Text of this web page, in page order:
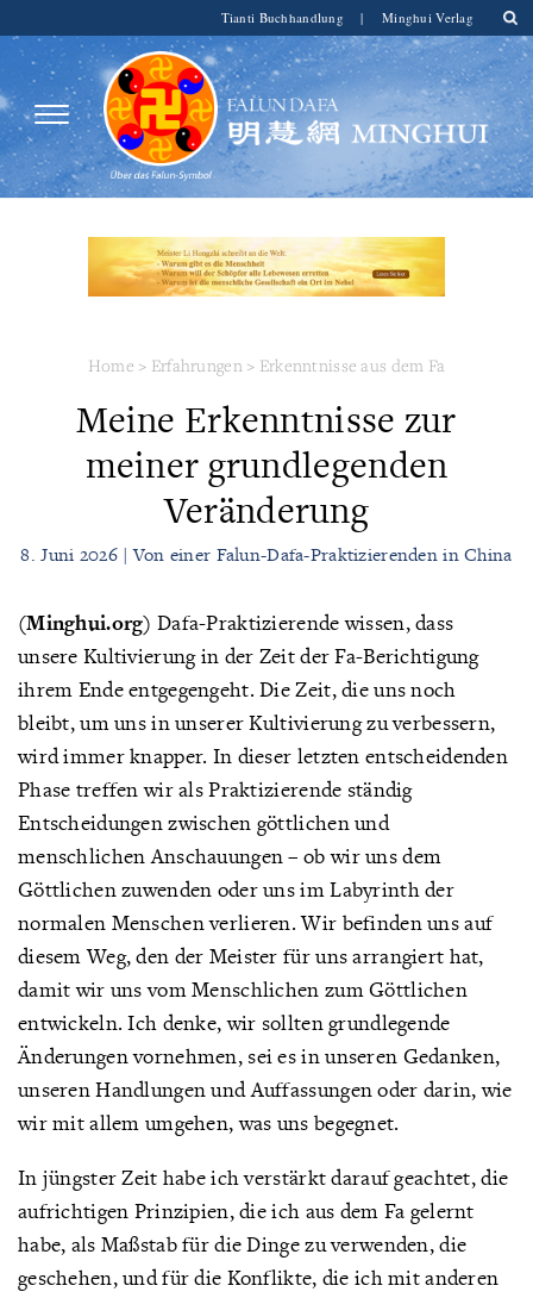
Tianti Buchhandlung | Minghui Verlag
Home > Erfahrungen> Erkenntnisse aus dem Fa
Meine Erkenntnisse zur
meiner grundlegenden
Veränderung
8. Juni 2026 | Von einer Falun-Dafa-Praktizierenden in China
(Minghui.org) Dafa-Praktizierende wissen, dass
unsere Kultivierung in der Zeit der Fa-Berichtigung
ihrem Ende entgegengeht. Die Zeit, die uns noch
bleibt, um uns in unserer Kultivierung zu verbessern,
wird immer knapper. In dieser letzten entscheidenden
Phase treffen wir als Praktizierende ständig
Entscheidungen zwischen göttlichen und
menschlichen Anschauungen – ob wir uns dem
Göttlichen zuwenden oder uns im Labyrinth der
normalen Menschen verlieren. Wir befinden uns auf
diesem Weg, den der Meister für uns arrangiert hat,
damit wir uns vom Menschlichen zum Göttlichen
entwickeln. Ich denke, wir sollten grundlegende
Änderungen vornehmen, sei es in unseren Gedanken,
unseren Handlungen und Auffassungen oder darin, wie
wir mit allem umgehen, was uns begegnet.
In jüngster Zeit habe ich verstärkt darauf geachtet, die
aufrichtigen Prinzipien, die ich aus dem Fa gelernt
habe, als Maßstab für die Dinge zu verwenden, die
geschehen, und für die Konflikte, die ich mit anderen